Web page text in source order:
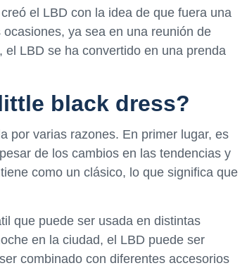
el LBD con la idea de que fuera una
ya sea en una reunión de
LBD se ha convertido en una prenda
black dress?
por varias razones. En primer lugar, es
de los cambios en las tendencias y
como un clásico, lo que significa que
que puede ser usada en distintas
en la ciudad, el LBD puede ser
combinado con diferentes accesorios